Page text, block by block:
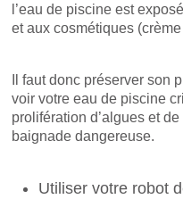
l’eau de piscine est
et aux cosmétiques
Il faut donc préserver son
voir votre eau de piscine
prolifération d’algues et
baignade dangereuse.
Utiliser votre robot